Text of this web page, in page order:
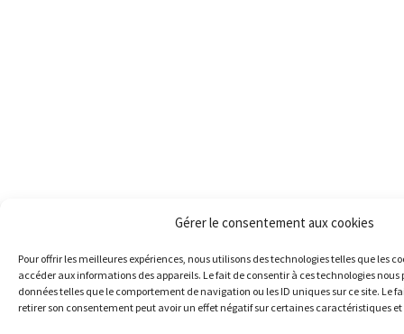
Gérer le consentement aux cookies
Pour offrir les meilleures expériences, nous utilisons des technologies telles que les
accéder aux informations des appareils. Le fait de consentir à ces technologies
données telles que le comportement de navigation ou les ID uniques sur ce site. Le
retirer son consentement peut avoir un effet négatif sur certaines caractéristiques